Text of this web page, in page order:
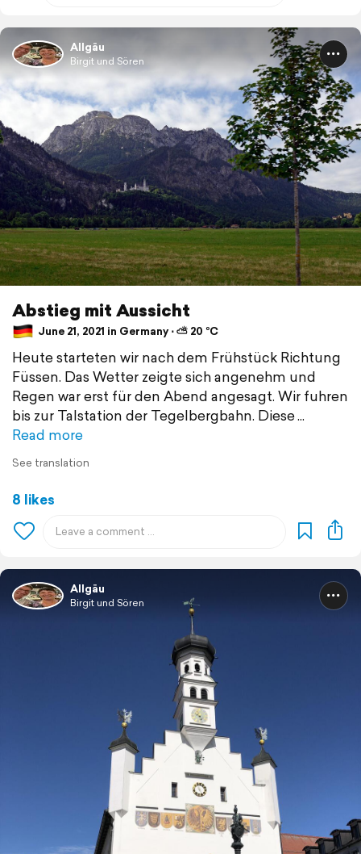
Allgäu
Birgit und Sören
Abstieg mit Aussicht
June 21, 2021 in Germany ⋅ ⛅ 20 °C
Heute starteten wir nach dem Frühstück Richtung
Füssen. Das Wetter zeigte sich angenehm und
Regen war erst für den Abend angesagt. Wir fuhren
bis zur Talstation der Tegelbergbahn. Diese
Read more
See translation
8 likes
Allgäu
Birgit und Sören